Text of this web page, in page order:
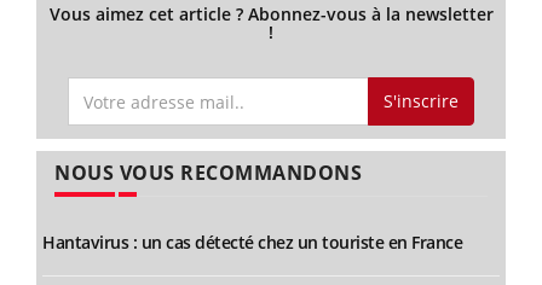
Vous aimez cet article ? Abonnez-vous à la newsletter
!
S'inscrire
NOUS VOUS RECOMMANDONS
Hantavirus : un cas détecté chez un touriste en France